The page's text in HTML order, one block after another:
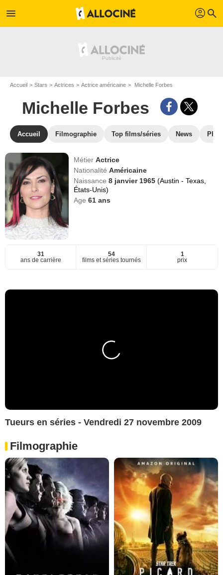
menu profil search
Accueil Stars Actrices Actrice américaine Michelle Forbes
Michelle Forbes
Accueil Filmographie Top films/séries News
MétierActrice
NationalitéAméricaine
Naissance8 janvier 1965(Austin - Texas,
États-Unis)
Age61 ans
31
ans de carrière
54
films et séries tournés
1
prix
Tueurs en séries - Vendredi 27 novembre 2009
Filmographie